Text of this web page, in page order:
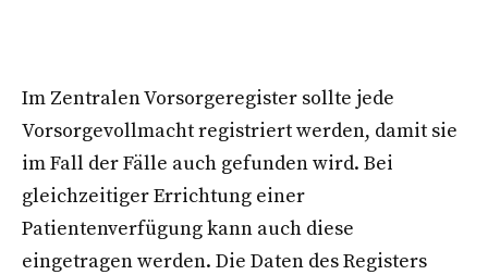
Im Zentralen Vorsorgeregister sollte jede
Vorsorgevollmacht registriert werden, damit sie
im Fall der Fälle auch gefunden wird. Bei
gleichzeitiger Errichtung einer
Patientenverfügung kann auch diese
eingetragen werden. Die Daten des Registers